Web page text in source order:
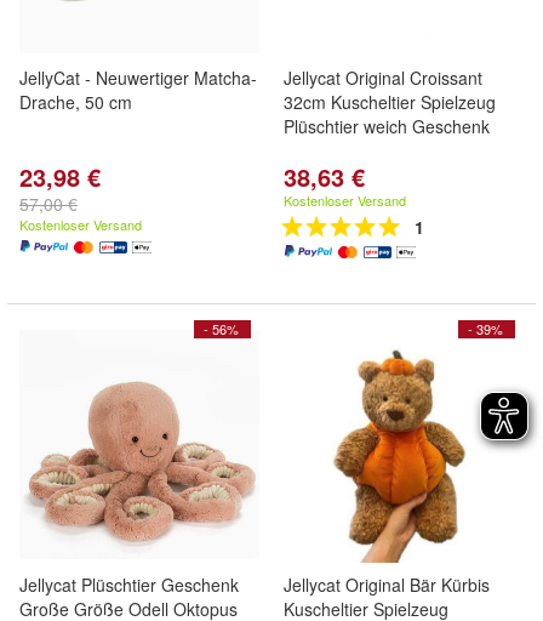
JellyCat - Neuwertiger Matcha-
Drache, 50 cm
23,98 €
57,00 €
Kostenloser Versand
Jellycat Original Croissant
32cm Kuscheltier Spielzeug
Plüschtier weich Geschenk
38,63 €
Kostenloser Versand
1
- 56%
Jellycat Plüschtier Geschenk
Große Größe Odell Oktopus
- 39%
Jellycat Original Bär Kürbis
Kuscheltier Spielzeug